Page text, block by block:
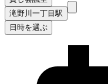
滝野川一丁目駅
日時を選ぶ